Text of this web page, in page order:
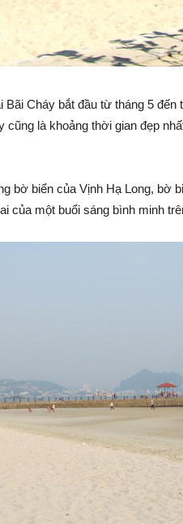
Cháy bắt đầu từ tháng 5 đến
cũng là khoảng thời gian đẹp
bờ biển của Vịnh Hạ Long, bờ
của một buổi sáng bình minh